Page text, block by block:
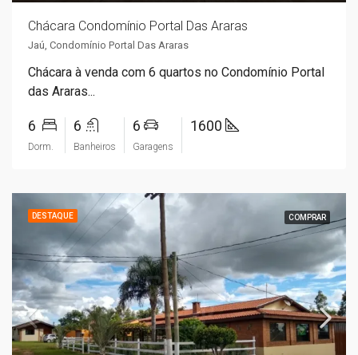
Chácara Condomínio Portal Das Araras
Jaú, Condomínio Portal Das Araras
Chácara à venda com 6 quartos no Condomínio Portal
das Araras...
6
Dorm.
6
Banheiros
6
Garagens
1600
DESTAQUE COMPRAR